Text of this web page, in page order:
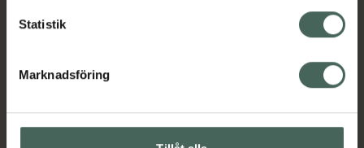
Statistik
Marknadsföring
datorn. Oavsett vem du är så är det vårt uppdrag att
hjälpa just dig att må lite bättre. Välkommen att prata